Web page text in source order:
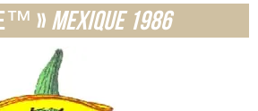
» Mexique 1986